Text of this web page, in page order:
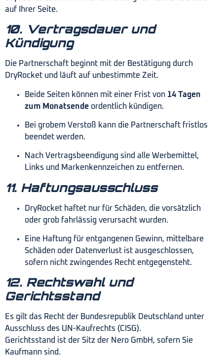
auf Ihrer Seite.
10. Vertragsdauer und
Kündigung
Die Partnerschaft beginnt mit der Bestätigung durch
DryRocket und läuft auf unbestimmte Zeit.
Beide Seiten können mit einer Frist von 14 Tagen
zum Monatsende ordentlich kündigen.
Bei grobem Verstoß kann die Partnerschaft fristlos
beendet werden.
Nach Vertragsbeendigung sind alle Werbemittel,
Links und Markenkennzeichen zu entfernen.
11. Haftungsausschluss
DryRocket haftet nur für Schäden, die vorsätzlich
oder grob fahrlässig verursacht wurden.
Eine Haftung für entgangenen Gewinn, mittelbare
Schäden oder Datenverlust ist ausgeschlossen,
sofern nicht zwingendes Recht entgegensteht.
12. Rechtswahl und
Gerichtsstand
Es gilt das Recht der Bundesrepublik Deutschland unter
Ausschluss des UN-Kaufrechts (CISG).
Gerichtsstand ist der Sitz der Nero GmbH, sofern Sie
Kaufmann sind.